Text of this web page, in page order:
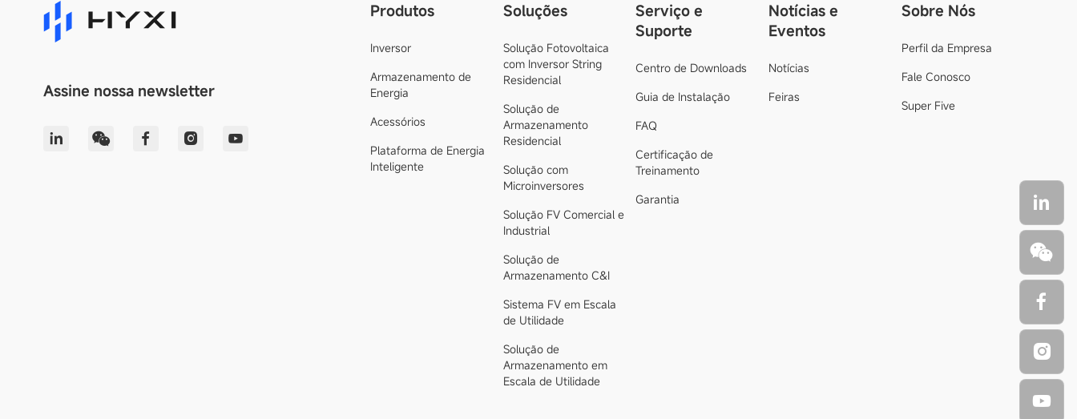
Assine nossa newsletter
Produtos
Inversor
Armazenamento de
Energia
Acessórios
Plataforma de Energia
Inteligente
Soluções
Solução Fotovoltaica
com Inversor String
Residencial
Solução de
Armazenamento
Residencial
Solução com
Microinversores
Solução FV Comercial e
Industrial
Solução de
Armazenamento C&I
Sistema FV em Escala
de Utilidade
Solução de
Armazenamento em
Escala de Utilidade
Serviço e
Suporte
Centro de Downloads
Guia de Instalação
FAQ
Certificação de
Treinamento
Garantia
Notícias e
Eventos
Notícias
Feiras
Sobre Nós
Perfil da Empresa
Fale Conosco
Super Five